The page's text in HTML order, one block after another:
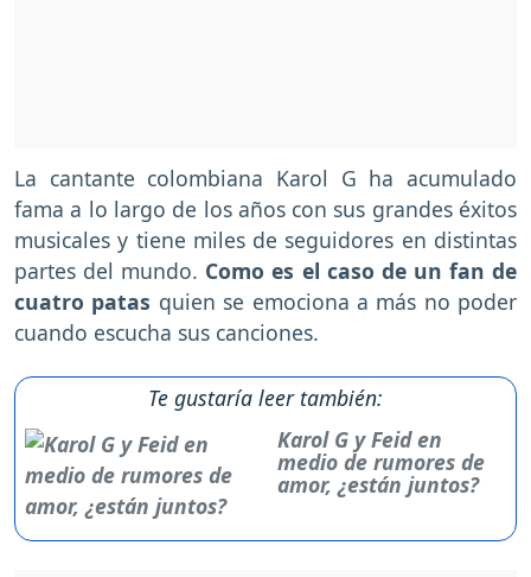
La cantante colombiana Karol G ha acumulado
fama a lo largo de los años con sus grandes éxitos
musicales y tiene miles de seguidores en distintas
partes del mundo. Como es el caso de un fan de
cuatro patas quien se emociona a más no poder
cuando escucha sus canciones.
Te gustaría leer también:
Karol G y Feid en
medio de rumores de
amor, ¿están juntos?